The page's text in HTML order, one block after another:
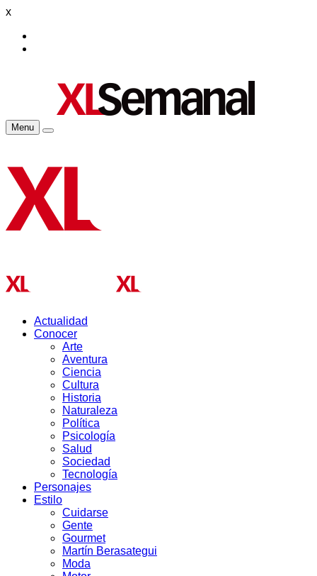
x
Menu
Actualidad
Conocer
Arte
Aventura
Ciencia
Cultura
Historia
Naturaleza
Política
Psicología
Salud
Sociedad
Tecnología
Personajes
Estilo
Cuidarse
Gente
Gourmet
Martín Berasategui
Moda